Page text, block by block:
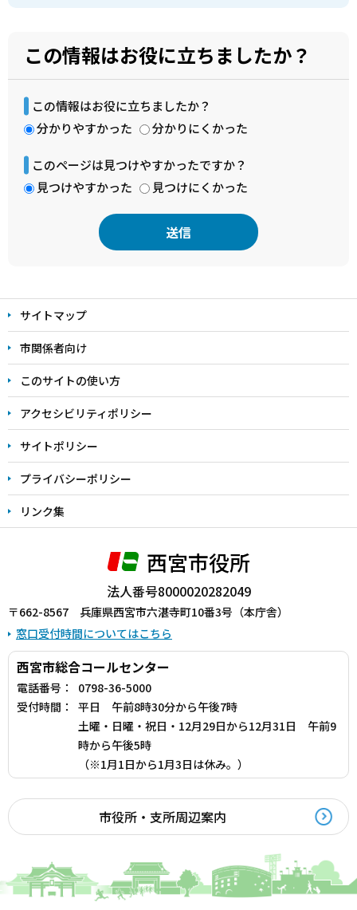
この情報はお役に立ちましたか？
この情報はお役に立ちましたか？
分かりやすかった
分かりにくかった
このページは見つけやすかったですか？
見つけやすかった
見つけにくかった
文
こ
こ
ま
で
サイトマップ
市関係者向け
このサイトの使い方
アクセシビリティポリシー
サイトポリシー
プライバシーポリシー
リンク集
西宮市役所
法人番号8000020282049
〒662-8567 兵庫県西宮市六湛寺町10番3号（本庁舎）
窓口受付時間についてはこちら
西宮市総合コールセンター
電話番号：
0798-36-5000
受付時間：
平日 午前8時30分から午後7時
土曜・日曜・祝日・12月29日から12月31日 午前9
時から午後5時
（※1月1日から1月3日は休み。）
市役所・支所周辺案内